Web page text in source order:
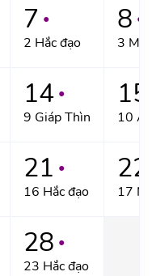
7 ●
2 Hắc đạo
8 ●
3
14 ●
9 Giáp Thìn
15
10
21 ●
16 Hắc đạo
22
17
28 ●
23 Hắc đạo